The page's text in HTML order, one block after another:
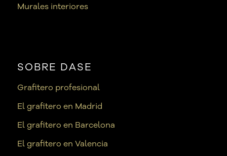
Murales interiores
SOBRE DASE
Grafitero profesional
El grafitero en Madrid
El grafitero en Barcelona
El grafitero en Valencia